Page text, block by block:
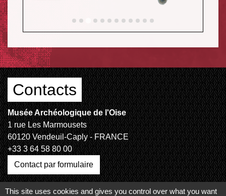
Contacts
Musée Archéologique de l'Oise
1 rue Les Marmousets
60120 Vendeuil-Caply - FRANCE
+33 3 64 58 80 00
Contact par formulaire
This site uses cookies and gives you control over what you want